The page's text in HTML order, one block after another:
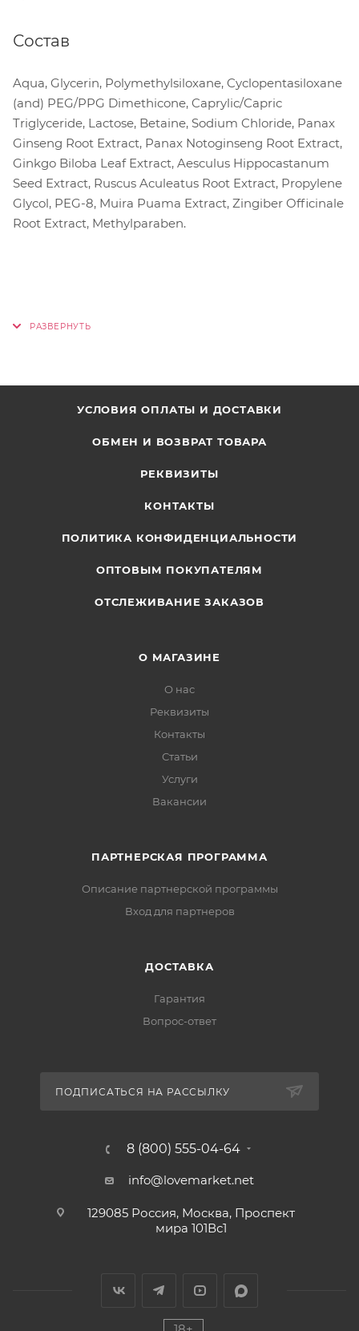
Состав
Aqua, Glycerin, Polymethylsiloxane, Cyclopentasiloxane
(and) PEG/PPG Dimethicone, Caprylic/Capric
Triglyceride, Lactose, Betaine, Sodium Chloride, Panax
Ginseng Root Extract, Panax Notoginseng Root Extract,
Ginkgo Biloba Leaf Extract, Aesculus Hippocastanum
Seed Extract, Ruscus Aculeatus Root Extract, Propylene
Glycol, PEG-8, Muira Puama Extract, Zingiber Officinale
Root Extract, Methylparaben.
УСЛОВИЯ ОПЛАТЫ И ДОСТАВКИ
ОБМЕН И ВОЗВРАТ ТОВАРА
РЕКВИЗИТЫ
КОНТАКТЫ
ПОЛИТИКА КОНФИДЕНЦИАЛЬНОСТИ
ОПТОВЫМ ПОКУПАТЕЛЯМ
ОТСЛЕЖИВАНИЕ ЗАКАЗОВ
О МАГАЗИНЕ
О нас
Реквизиты
Контакты
Статьи
Услуги
Вакансии
ПАРТНЕРСКАЯ ПРОГРАММА
Описание партнерской программы
Вход для партнеров
ДОСТАВКА
Гарантия
Вопрос-ответ
ПОДПИСАТЬСЯ НА РАССЫЛКУ
8 (800) 555-04-64
info@lovemarket.net
129085 Россия, Москва, Проспект
мира 101Вс1